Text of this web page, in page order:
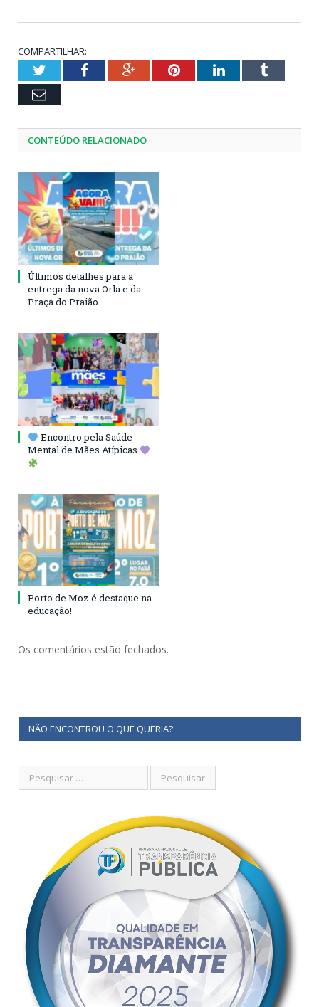
COMPARTILHAR:
TwitterFacebookGoogle+PinterestLinkedInTumblr
Email
CONTEÚDO RELACIONADO
Últimos detalhes para a
entrega da nova Orla e da
Praça do Praião
Encontro pela Saúde
Mental de Mães Atípicas
Porto de Moz é destaque na
educação!
Os comentários estão fechados.
NÃO ENCONTROU O QUE QUERIA?